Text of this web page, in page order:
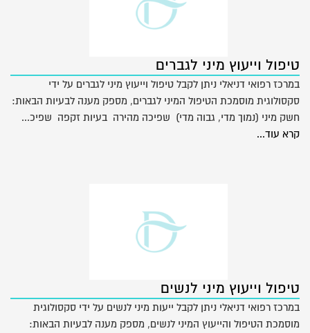
טיפול וייעוץ מיני לגברים
במרכז רפואי דניאלי ניתן לקבל טיפול וייעוץ מיני לגברים על ידי
סקסולוגית מוסמכת הטיפול המיני לגברים, מספק מענה לבעיות הבאות:
חשק מיני (נמוך מדי, גבוה מדי) שפיכה מהירה בעיות זקפה שפיכ...
קרא עוד...
טיפול וייעוץ מיני לנשים
במרכז רפואי דניאלי ניתן לקבל ייעות מיני לנשים על ידי סקסולוגית
מוסמכת הטיפול והייעוץ המיני לנשים, מספק מענה לבעיות הבאות: